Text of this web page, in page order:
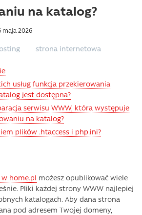
na katalog?
maja 2026
strona internetowa
usług funkcja przekierowania
jest dostępna?
serwisu WWW, która występuje
na katalog?
plików .htaccess i php.ini?
home.pl możesz opublikować wiele
Pliki każdej strony WWW najlepiej
katalogach. Aby dana strona
pod adresem Twojej domeny,